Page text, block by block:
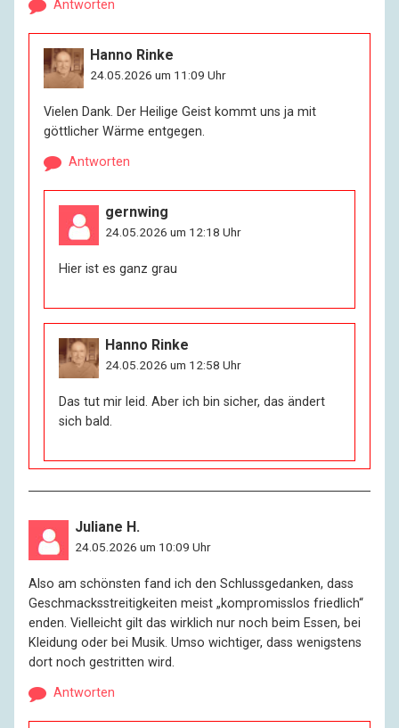
Antworten
Hanno Rinke
24.05.2026 um 11:09 Uhr
Vielen Dank. Der Heilige Geist kommt uns ja mit
göttlicher Wärme entgegen.
Antworten
gernwing
24.05.2026 um 12:18 Uhr
Hier ist es ganz grau
Hanno Rinke
24.05.2026 um 12:58 Uhr
Das tut mir leid. Aber ich bin sicher, das ändert
sich bald.
Juliane H.
24.05.2026 um 10:09 Uhr
Also am schönsten fand ich den Schlussgedanken, dass
Geschmacksstreitigkeiten meist „kompromisslos friedlich“
enden. Vielleicht gilt das wirklich nur noch beim Essen, bei
Kleidung oder bei Musik. Umso wichtiger, dass wenigstens
dort noch gestritten wird.
Antworten